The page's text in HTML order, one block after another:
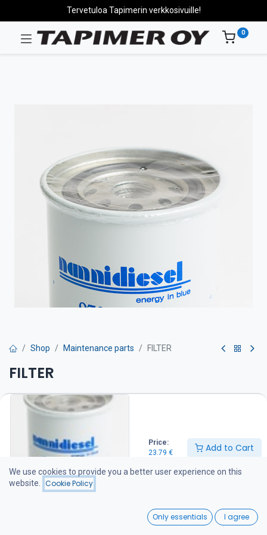
Price:
23.79 € Add to Cart
Wishlist
Tervetuloa Tapimerin verkkosivuille!
0
Shop Maintenance parts FILTER
FILTER
Polttoainesuodatin on suositeltava vaihtaa kerran vuodessa
Add to Cart
Add to wishlist
We use cookies to provide you a better user experience on this
website.
Cookie Policy
Only essentials I agree